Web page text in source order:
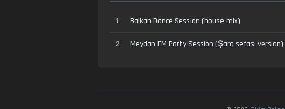
1 Balkan Dance Session (house mix)
2 Meydan FM Party Session (Şarq sefası version)